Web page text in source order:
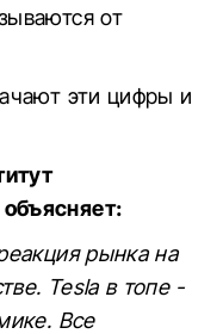
от
эти цифры и
рынка на
Tesla в топе -
Все